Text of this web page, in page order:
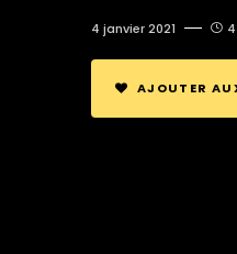
4 janvier 2021
AJOUTER